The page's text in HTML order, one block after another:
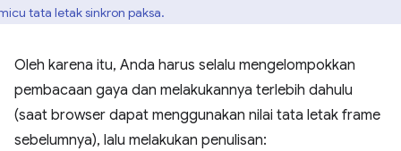
tata letak sinkron paksa.
Oleh karena itu, Anda harus selalu mengelompokkan
pembacaan gaya dan melakukannya terlebih dahulu
(saat browser dapat menggunakan nilai tata letak frame
sebelumnya), lalu melakukan penulisan: